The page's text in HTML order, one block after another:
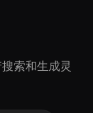
索和生成灵